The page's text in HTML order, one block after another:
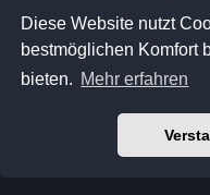
Diese Website nutzt
bestmöglichen Komfort
bieten. Mehr erfahren
Deutsche
Datenschutz